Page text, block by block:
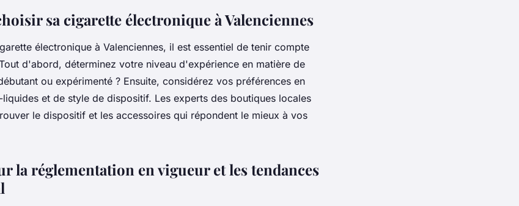
sa cigarette électronique à Valenciennes
électronique à Valenciennes, il est essentiel de tenir compte
d'abord, déterminez votre niveau d'expérience en matière de
ou expérimenté ? Ensuite, considérez vos préférences en
et de style de dispositif. Les experts des boutiques locales
le dispositif et les accessoires qui répondent le mieux à vos
la réglementation en vigueur et les tendances